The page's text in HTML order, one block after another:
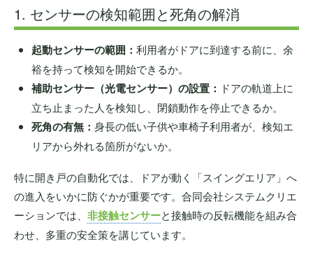
1. センサーの検知範囲と死角の解消
起動センサーの範囲： 利用者がドアに到達する前に、余
裕を持って検知を開始できるか。
補助センサー（光電センサー）の設置： ドアの軌道上に
立ち止まった人を検知し、閉鎖動作を停止できるか。
死角の有無： 身長の低い子供や車椅子利用者が、検知エ
リアから外れる箇所がないか。
特に開き戸の自動化では、ドアが動く「スイングエリア」へ
の進入をいかに防ぐかが重要です。合同会社システムクリエ
ーションでは、 非接触センサーと接触時の反転機能を組み合
わせ、多重の安全策を講じています。